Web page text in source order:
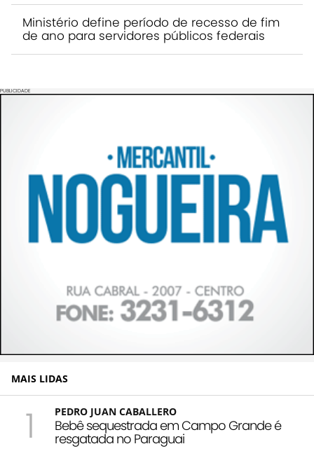
Ministério define período de recesso de fim
de ano para servidores públicos federais
PUBLICIDADE
MAIS LIDAS
1 PEDRO JUAN CABALLERO
Bebê sequestrada em Campo Grande é
resgatada no Paraguai